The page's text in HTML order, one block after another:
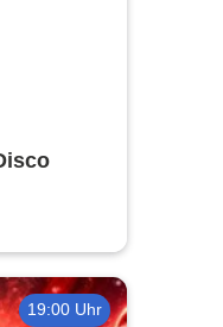
19:00 Uhr